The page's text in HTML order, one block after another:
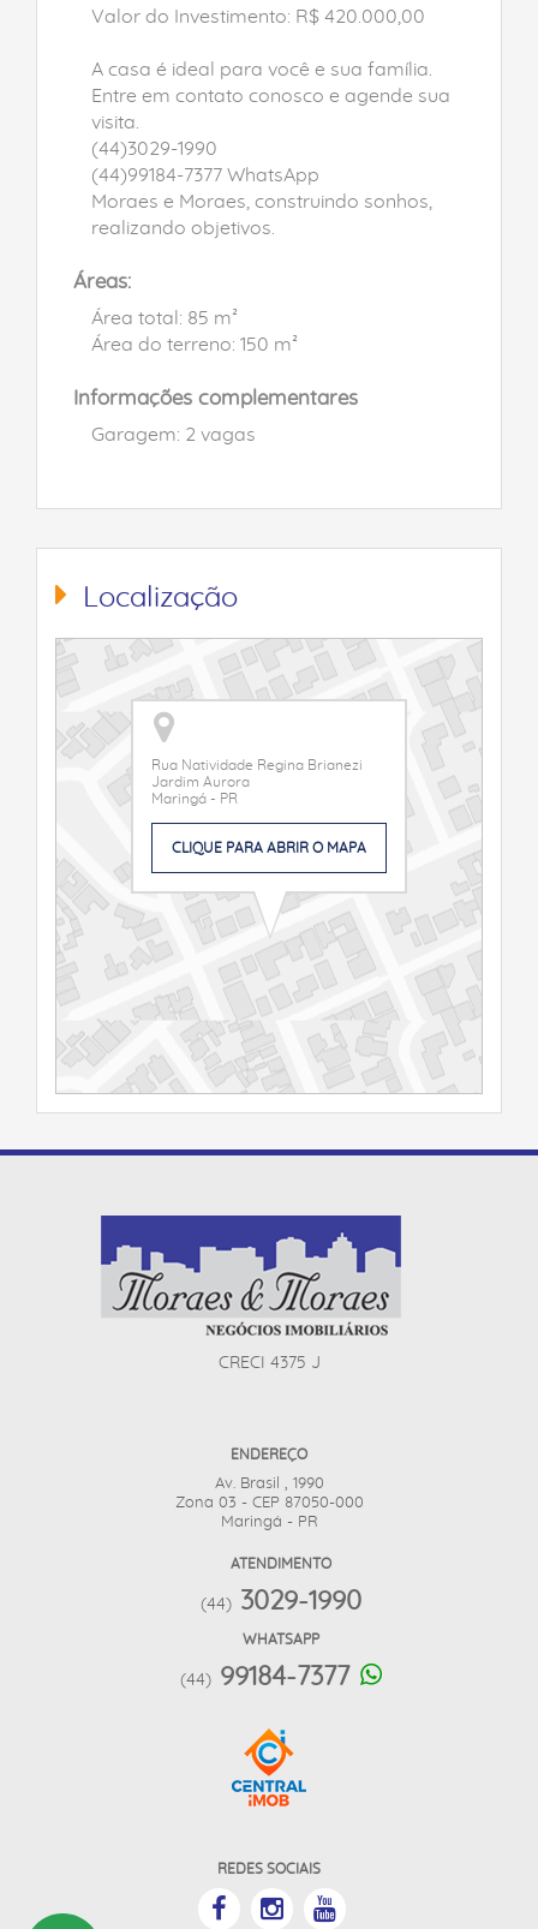
Valor do Investimento: R$ 420.000,00
A casa é ideal para você e sua família.
Entre em contato conosco e agende sua
visita.
(44)3029-1990
(44)99184-7377 WhatsApp
Moraes e Moraes, construindo sonhos,
realizando objetivos.
Áreas:
Área total: 85 m²
Área do terreno: 150 m²
Informações complementares
Garagem: 2 vagas
Localização
Rua Natividade Regina Brianezi
Jardim Aurora
Maringá - PR
CLIQUE PARA ABRIR O MAPA
CRECI 4375 J
ENDEREÇO
Av. Brasil , 1990
Zona 03 - CEP 87050-000
Maringá - PR
ATENDIMENTO
(44) 3029-1990
WHATSAPP
(44) 99184-7377
REDES SOCIAIS